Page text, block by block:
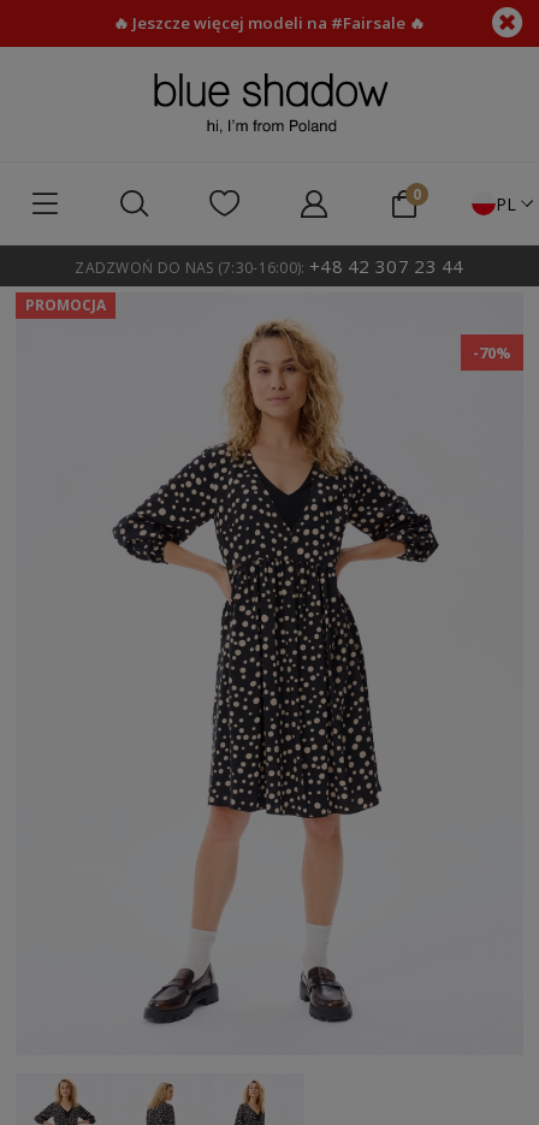
🔥 Jeszcze więcej modeli na #Fairsale 🔥
PL
ZADZWOŃ DO NAS (7:30-16:00): +48 42 307 23 44
PROMOCJA
-70%